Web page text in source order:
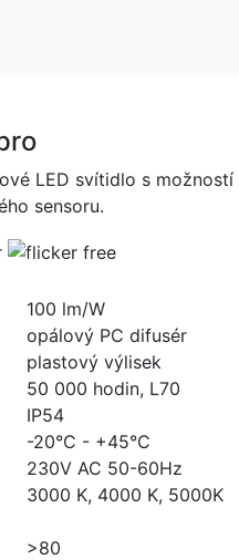
LED svítidlo s
sensoru.
100 lm/W
opálový PC difusér
plastový výlisek
50 000 hodin, L70
IP54
-20°C - +45°C
230V AC 50-60Hz
3000 K, 4000 K, 5000K
>80